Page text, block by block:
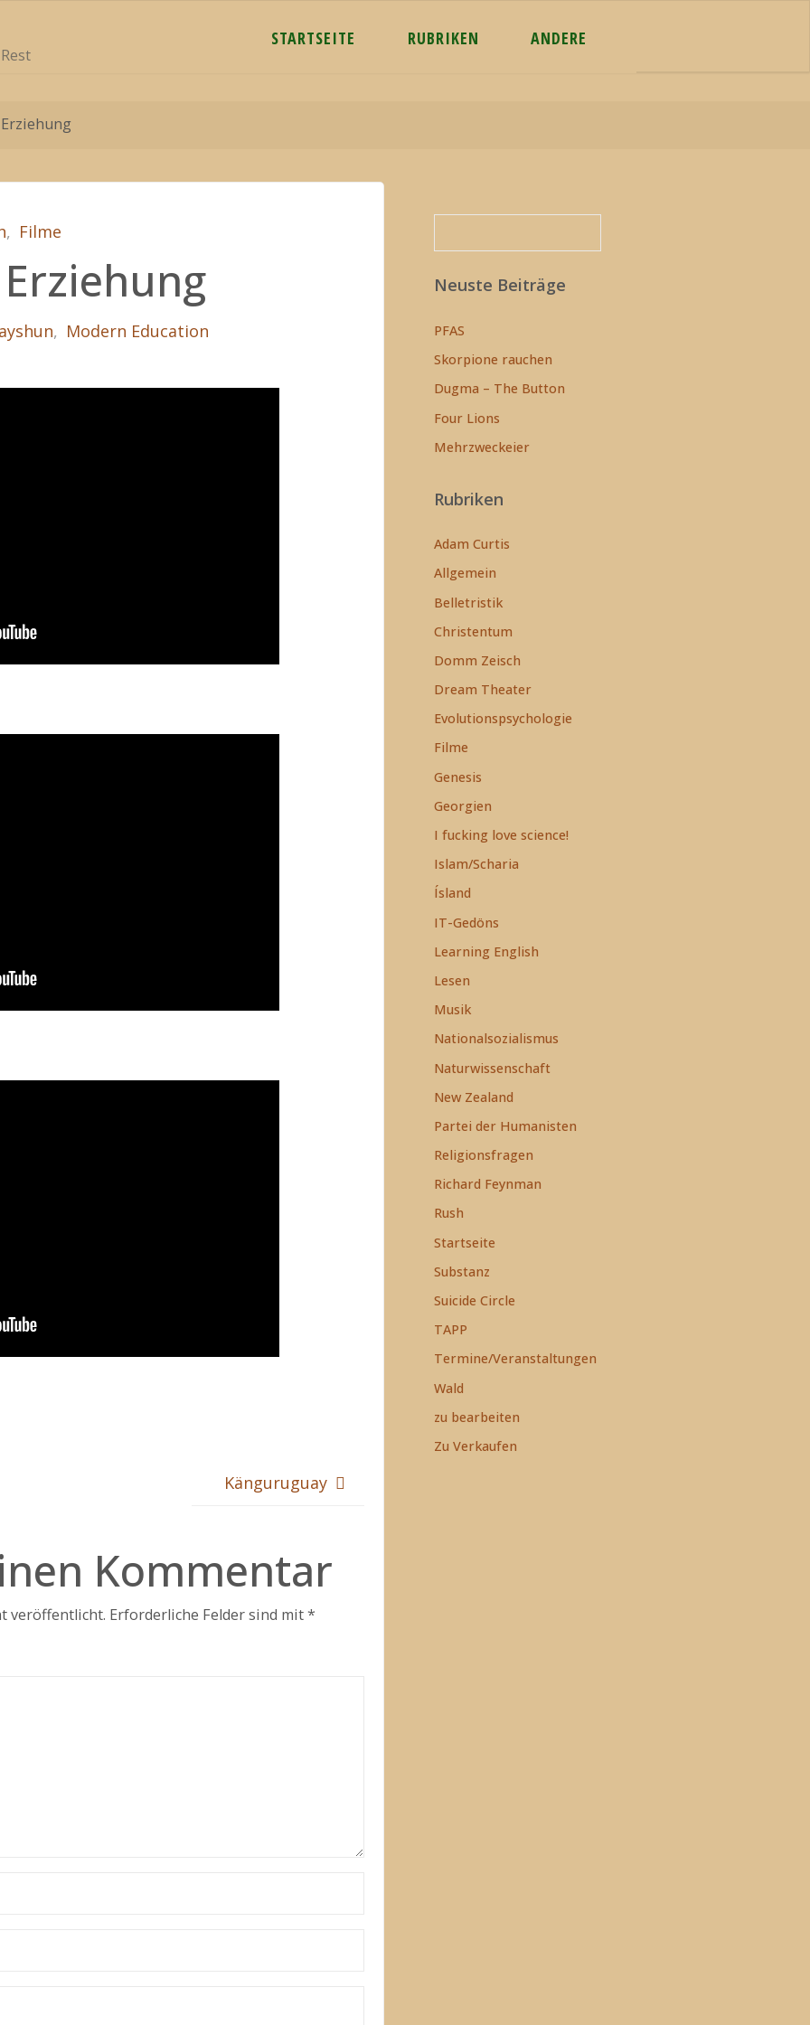
STARTSEITE RUBRIKEN ANDERE
, Filme
, Modern Education
Känguruguay
Kommentar
veröffentlicht. Erforderliche Felder sind mit*
Neuste Beiträge
PFAS
Skorpione rauchen
Dugma – The Button
Four Lions
Mehrzweckeier
Rubriken
Adam Curtis
Allgemein
Belletristik
Christentum
Domm Zeisch
Dream Theater
Evolutionspsychologie
Filme
Genesis
Georgien
I fucking love science!
Islam/Scharia
Ísland
IT-Gedöns
Learning English
Lesen
Musik
Nationalsozialismus
Naturwissenschaft
New Zealand
Partei der Humanisten
Religionsfragen
Richard Feynman
Rush
Startseite
Substanz
Suicide Circle
TAPP
Termine/Veranstaltungen
Wald
zu bearbeiten
Zu Verkaufen